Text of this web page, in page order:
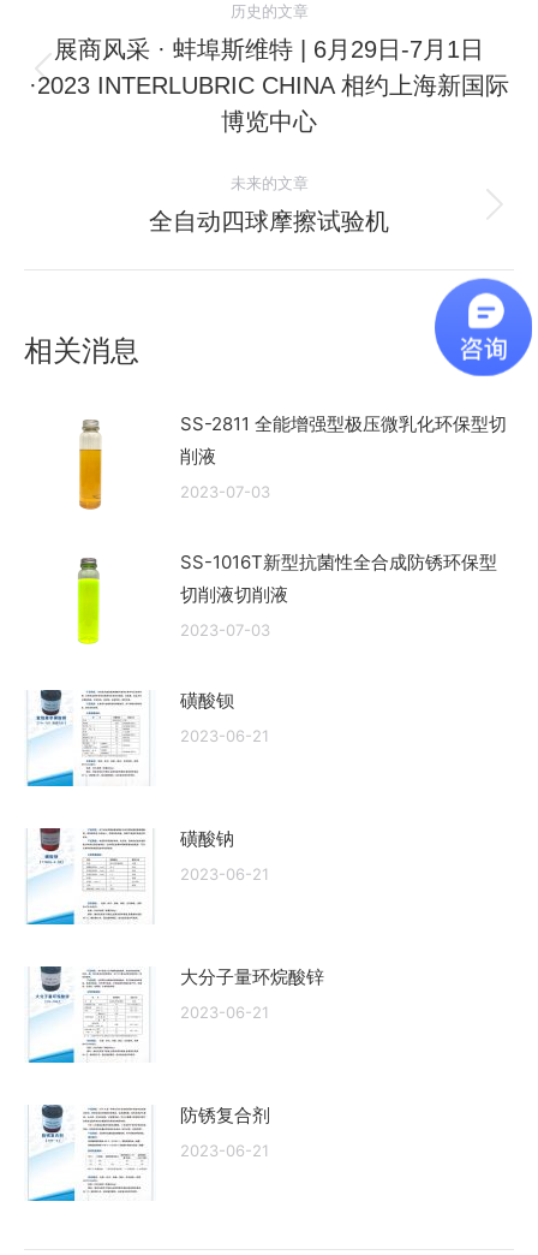
章
导
历史的文章
历
史
文
章：
展商风采 · ​​蚌埠斯维特 | 6月29日-7月1日
·2023 INTERLUBRIC CHINA 相约上海新国际
博览中心
未来的文章
未
全自动四球摩擦试验机
相关消息
SS-2811 全能增强型极压微乳化环保型切
削液
2023-07-03
SS-1016T新型抗菌性全合成防锈环保型
切削液切削液
2023-07-03
磺酸钡
2023-06-21
磺酸钠
2023-06-21
大分子量环烷酸锌
2023-06-21
防锈复合剂
2023-06-21